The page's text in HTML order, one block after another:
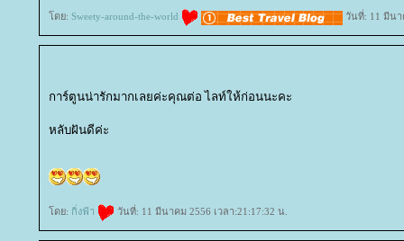
ดย: Sweety-around-the-world วันที่: 11 มีนา
การ์ตูนน่ารักมากเลยค่ะคุณต่อ ไลท์ให้ก่อนนะคะ
หลับฝันดีค่ะ
ดย: กิ่งฟ้า วันที่: 11 มีนาคม 2556 เวลา:21:17:32 น.